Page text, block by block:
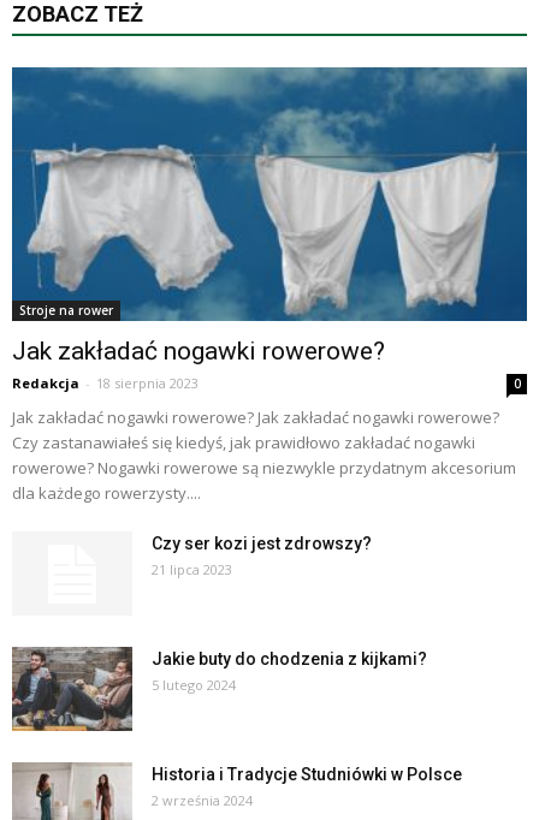
ZOBACZ TEŻ
Stroje na rower
Jak zakładać nogawki rowerowe?
Redakcja - 18 sierpnia 2023 0
Jak zakładać nogawki rowerowe? Jak zakładać nogawki rowerowe?
Czy zastanawiałeś się kiedyś, jak prawidłowo zakładać nogawki
rowerowe? Nogawki rowerowe są niezwykle przydatnym akcesorium
dla każdego rowerzysty....
Czy ser kozi jest zdrowszy?
21 lipca 2023
Jakie buty do chodzenia z kijkami?
5 lutego 2024
Historia i Tradycje Studniówki w Polsce
2 września 2024